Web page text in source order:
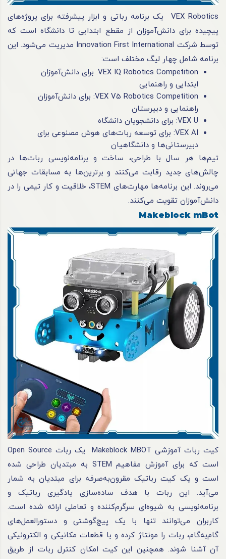
VEX Robotics یک برنامه رباتی و ابزار پیشرفته برای پروژه‌های
پیچیده برای دانش‌آموزان از مقطع ابتدایی تا دانشگاه است که
توسط شرکت Innovation First International مدیریت می‌شود. این
برنامه شامل چهار لیگ مختلف است:
VEX IQ Robotics Competition: برای دانش‌آموزان
ابتدایی و راهنمایی
VEX V5 Robotics Competition: برای دانش‌آموزان
راهنمایی و دبیرستان
VEX U: برای دانشجویان دانشگاه
VEX AI: برای توسعه ربات‌های هوش مصنوعی برای
دبیرستانی‌ها و دانشگاهیان
تیم‌ها هر سال با طراحی، ساخت و برنامه‌نویسی ربات‌ها در
چالش‌های جدید رقابت می‌کنند و برترین‌ها به مسابقات جهانی
می‌روند. این برنامه‌ها مهارت‌های STEM، خلاقیت و کار تیمی را در
دانش‌آموزان تقویت می‌کنند.
Makeblock mBot
کیت ربات آموزشی Makeblock MBOT یک ربات Open Source
است که برای آموزش مفاهیم STEM به مبتدیان طراحی شده
است و یک کیت رباتیک مقرون‌به‌صرفه برای مبتدیان به شمار
می‌آید. این ربات با هدف ساده‌سازی یادگیری رباتیک و
برنامه‌نویسی به شیوه‌ای سرگرم‌کننده و تعاملی ارائه شده است.
کاربران می‌توانند تنها با یک پیچ‌گوشتی و دستورالعمل‌های
گام‌به‌گام، ربات را مونتاژ کرده و با قطعات مکانیکی و الکترونیکی
آن آشنا شوند. همچنین این کیت امکان کنترل ربات از طریق